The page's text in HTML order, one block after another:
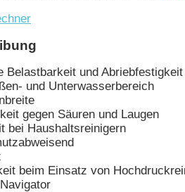
Belastbarkeit und Abriebfestigkeit
und Unterwasserbereich
gegen Säuren und Laugen
bei Haushaltsreinigern
beim Einsatz von